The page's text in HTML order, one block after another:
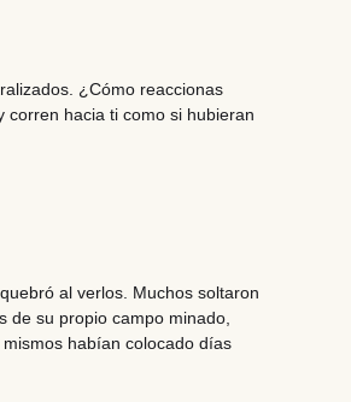
¿Cómo reaccionas
corren hacia ti como si hubieran
al verlos. Muchos soltaron
de su propio campo minado,
habían colocado días